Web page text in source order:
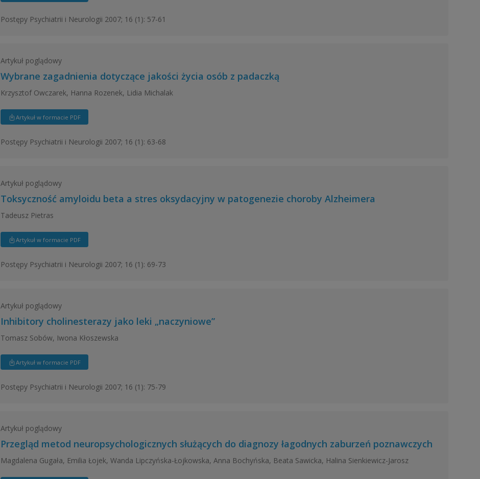
Postępy Psychiatrii i Neurologii 2007; 16 (1): 57-61
Artykuł poglądowy
Wybrane zagadnienia dotyczące jakości życia osób z padaczką
Krzysztof Owczarek, Hanna Rozenek, Lidia Michalak
Artykuł w formacie PDF
Postępy Psychiatrii i Neurologii 2007; 16 (1): 63-68
Artykuł poglądowy
Toksyczność amyloidu beta a stres oksydacyjny w patogenezie choroby Alzheimera
Tadeusz Pietras
Artykuł w formacie PDF
Postępy Psychiatrii i Neurologii 2007; 16 (1): 69-73
Artykuł poglądowy
Inhibitory cholinesterazy jako leki „naczyniowe”
Tomasz Sobów, Iwona Kłoszewska
Artykuł w formacie PDF
Postępy Psychiatrii i Neurologii 2007; 16 (1): 75-79
Artykuł poglądowy
Przegląd metod neuropsychologicznych służących do diagnozy łagodnych zaburzeń poznawczych
Magdalena Gugała, Emilia Łojek, Wanda Lipczyńska-Łojkowska, Anna Bochyńska, Beata Sawicka, Halina Sienkiewicz-Jarosz